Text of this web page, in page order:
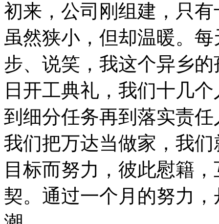
初来，公司刚组建，只
虽然狭小，但却温暖。
步、说笑，我这个异乡
日开工典礼，我们十几
到细分任务再到落实责
我们把万达当做家，我
目标而努力，彼此慰籍
契。通过一个月的努力